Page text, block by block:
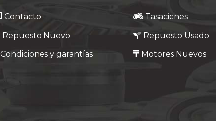
Contacto Tasaciones
Repuesto Nuevo Repuesto Usado
Condiciones y garantías Motores Nuevos